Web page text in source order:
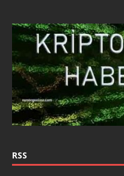
RSS